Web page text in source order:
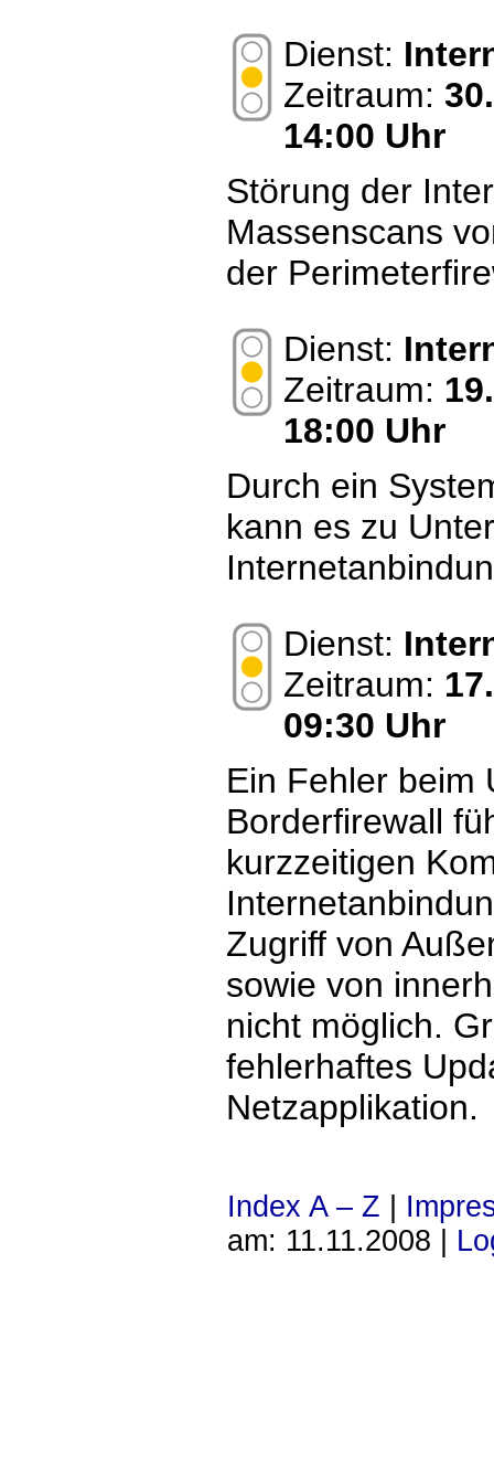
Dienst:
Zeitraum:
14:00 Uhr
Störung der
Massenscans
der
Dienst:
Zeitraum:
18:00 Uhr
Durch ein
kann es zu
Dienst:
Zeitraum:
09:30 Uhr
Ein Fehler beim
Borderfirewall
kurzzeitigen
Zugriff von
sowie von
nicht möglich.
fehlerhaftes
Netzapplikation.
Index A – Z
am: 11.11.2008 |